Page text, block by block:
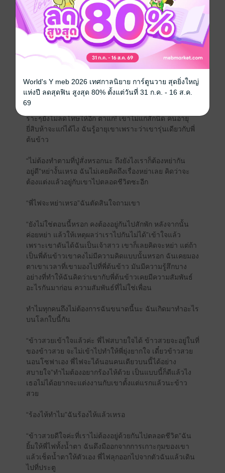
“ต้องถูกทำโทษนะข้าวสวย”พี่ไฟเรียกชื่อฉันด้วย ปกติเขา
ไม่เคยเรียกเลย ฉันจ้องเขารู้สึกดีใจอย่างบอกไม่ถูกที่ถูกเขา
เรียกชื่อ ทำไมต้องดีใจด้วยนะ แต่ว่าเขาจะทำโทษฉันอีก
แล้วเหรอ ฉันไม่อยากถูกเขาทำโทษเลย เวลาถูกเขา
ทำโทษฉันต้องตัวอ่อนและรู้สึกวาบหวิวกับเขาตลอดเลย
“ไม่ทำโทษได้ไหมคะ”ฉันอ้อนเผื่อว่าเขาจะเห็นใจ
“ไม่ได้”
“ชิ! ผ่อนปนสักนิดก็ไม่มี”ฉันมองค้อนเขา อุตส่าห์พูดเพ
ราะๆยังไม่ลดโทษให้อีก ตาแก่! เขาไม่แก่สักนิด คนอายุ
ยี่สิบห้าจะแก่ได้ไง ฉันรู้อายุเขาเพราะว่าเขารุ่นเดียวกับพี่
ต้นข้าว
“ไม่ต้องทำตามที่ปู่สั่งหรอกนะ ถึงยังไงเราก็ต้องหย่ากัน
อยู่ดี”หย่างั้นเหรอ ฉันไม่เคยคิดถึงเรื่องหย่าเลย คิดว่าจะ
ต้องแต่งแล้วอยู่กับเขาไปตลอดชีวิตซะอีก
“พี่ไฟจะหย่าเหรอ”ฉันตัดสินใจถามเขา
“ยังไม่ใช่ตอนนี้หรอก คงต้องอยู่กันไปสักพัก หลังจากนั้น
ค่อยหย่า แล้วให้เหตุผลว่าเราไปกันไม่ได้”เข้าใจแล้ว
เพราะเขาดันได้ฉันเป็นเจ้าสาว เขาก็เลยคิดจะหย่า แต่ถ้า
เป็นพี่ต้นข้าวเขาคงไม่มีความคิดแบบนั้นหรอก ฉันเคยมอง
ตาเขาเวลาที่เขามองไปที่พี่ต้นข้าว มันมีความรู้สึกบาง
อย่างที่ทำให้ฉันคิดว่าเขากับพี่ต้นข้าวเคยมีความสัมพันธ์
อะไรกันมาก่อน ความสัมพันธ์ที่ไม่ใช่เพื่อน
ทำไมทุกคนถึงไม่ต้องการฉันขนาดนี้นะ ฉันเกิดมาทำอะไร
บนโลกใบนี้กัน
“ข้าวสวยเข้าใจแล้วค่ะ พี่ไฟสบายใจได้ ข้าวสวยจะอยู่ในที่
ของข้าวสวย จะไม่เข้าไปทำให้พี่ยุ่งยากใจ เดี๋ยวข้าวสวย
นอนโซฟาเอง พี่ไฟจะได้นอนคนเดียวบนนี้ได้อย่าง
สบายใจ”ทำไมต้องอยากร้องไห้ด้วย เป็นแบบนี้ก็ดีแล้วไง
เธอไม่ได้อยากจะแต่งงานกับเขาตั้งแต่แรกแล้วนะข้าว
สวย
“ร้องไห้ทำไม”ฉันร้องไห้แล้วเหรอ
“ข้าวสวยดีใจค่ะที่เราไม่ต้องอยู่ด้วยกันไปตลอดชีวิต”ฉัน
ยิ้มให้พี่ไฟทั้งน้ำตา ฉันดึงมืออกจากการเกาะกุมของเขา
แล้วเช็ดน้ำตาให้ตัวเอง พี่ไฟลุกออกไปจากตัวฉันแล้วเดิน
ไปที่ประตู
World's Y meb 2026 เทศกาลนิยาย การ์ตูนวาย สุดยิ่งใหญ่
แห่งปี ลดสุดฟิน สูงสุด 80% ตั้งแต่วันที่ 31 ก.ค. - 16 ส.ค.
69